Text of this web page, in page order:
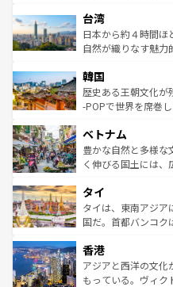
ならではの贅沢な旅のスタイルだ
情報はコンテンツ一
れるおもてなしの心
人々、おいしいロー
ク、伝統的なフラダ
ワイを、存分に味わってほしい。 な
はコンテンツ一覧を
リアリーフや大陸中
ク）、タスマニアの
ど、見どころがたく
いる。アクティビテ
ビング、ハイキング
い。オーストラリア
参照してほしい。
台湾
日本から約４時間ほ
自然が織りなす魅力
ン）、静ひつな山岳
と山間の静けさが共
驚きをもたらしてく
容にもいいと評判の
が味わえ
照してほしい。
韓国
歴史ある王朝文化が
-POPで世界を席巻
き、地方に足を延ば
できる。そして、キ
まで、さまざまな韓
リティに包まれなが
覧を参照してほしい
ベトナム
豊かな自然と多様な
く伸びる国土には、
急速な発展と共に伝
ーチミン市のフラン
醸し出している。ま
とつ。フォーやバイ
ひ現地で味わいたい
が旅行者を迎えてく
タイ
タイは、東南アジア
国だ。首都バンコク
の活気が交差してい
帯で自然と触れ合い
いビーチでリゾート
香港
アジアと西洋の文化
もっている。ヴィク